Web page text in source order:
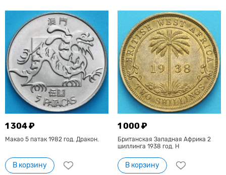
1 304 ₽
Макао 5 патак 1982 год. Дракон.
В корзину
1 000 ₽
Британская Западная Африка 2
шиллинга 1938 год. Н
В корзину